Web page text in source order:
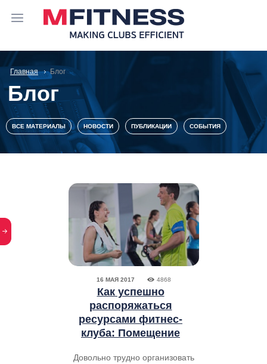
Главная Блог
Блог
ВСЕ МАТЕРИАЛЫ НОВОСТИ ПУБЛИКАЦИИ СОБЫТИЯ
16 МАЯ 2017 4868
Как успешно
распоряжаться
ресурсами фитнес-
клуба: Помещение
Довольно трудно организовать